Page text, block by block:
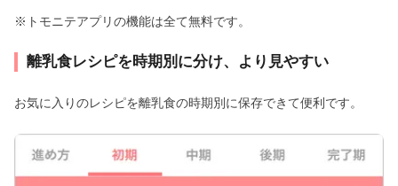
※トモニテアプリの機能は全て無料です。
離乳食レシピを時期別に分け、より見やすい
お気に入りのレシピを離乳食の時期別に保存できて便利です。